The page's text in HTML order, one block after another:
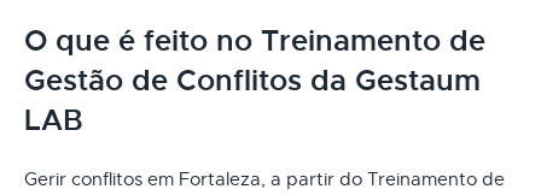
O que é feito no Treinamento de
Gestão de Conflitos da Gestaum
LAB
Gerir conflitos em Fortaleza, a partir do Treinamento de